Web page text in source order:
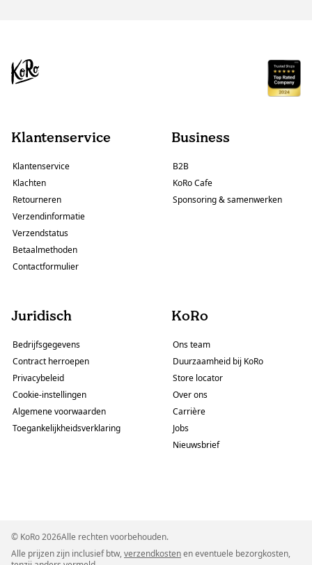
Klantenservice
Klantenservice
Klachten
Retourneren
Verzendinformatie
Verzendstatus
Betaalmethoden
Contactformulier
Business
B2B
KoRo Cafe
Sponsoring & samenwerken
Juridisch
Bedrijfsgegevens
Contract herroepen
Privacybeleid
Cookie-instellingen
Algemene voorwaarden
Toegankelijkheidsverklaring
KoRo
Ons team
Duurzaamheid bij KoRo
Store locator
Over ons
Carrière
Jobs
Nieuwsbrief
© KoRo 2026Alle rechten voorbehouden.
Alle prijzen zijn inclusief btw,verzendkostenen eventuele bezorgkosten,